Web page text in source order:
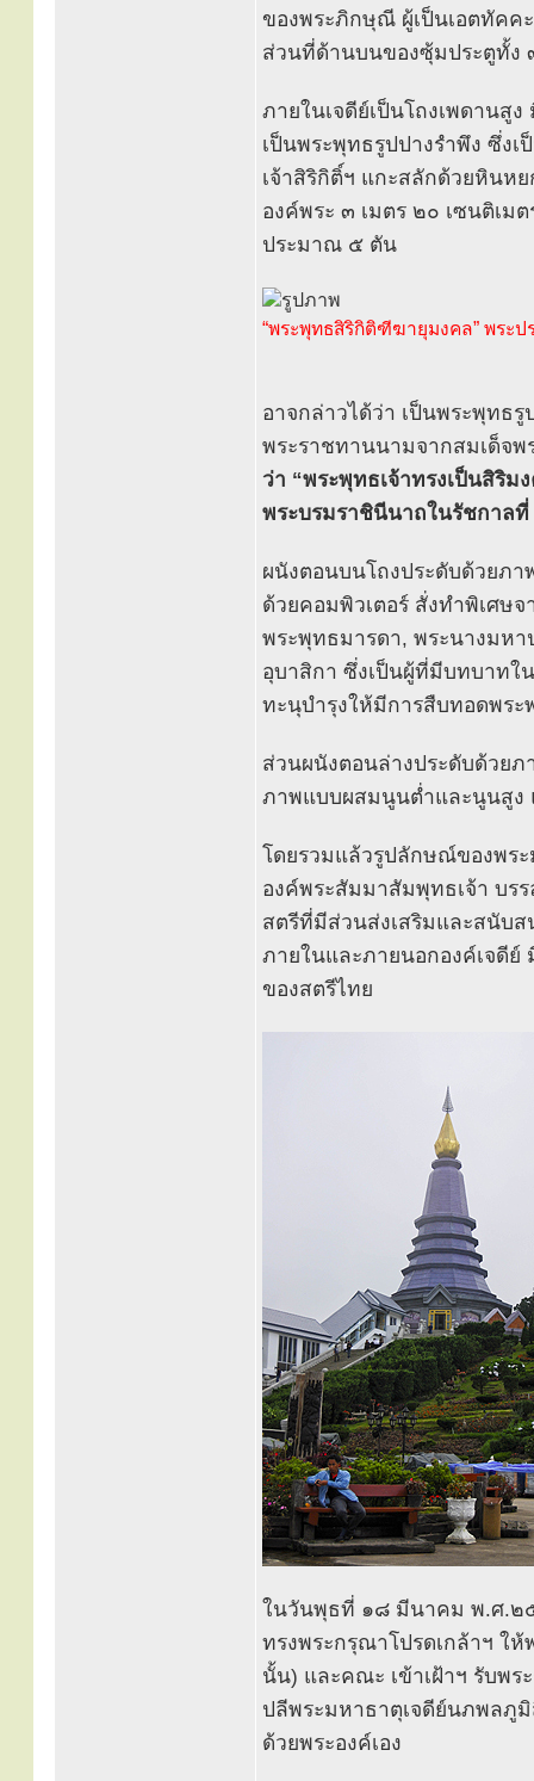
ของพระภิกษุณี ผู้เป็นเอตทัคค
ส่วนที่ด้านบนของซุ้มประตูทั้ง
ภายในเจดีย์เป็นโถงเพดานสู
เป็นพระพุทธรูปปางรำพึง ซึ่ง
เจ้าสิริกิติ์ฯ แกะสลักด้วยหินห
องค์พระ ๓ เมตร ๒๐ เซนติเ
ประมาณ ๕ ตัน
“พระพุทธสิริกิติฑีฆายุมงคล” พระ
อาจกล่าวได้ว่า เป็นพระพุทธ
พระราชทานนามจากสมเด็จพ
ว่า “พระพุทธเจ้าทรงเป็นสิริม
พระบรมราชินีนาถในรัชกาลที่
ผนังตอนบนโถงประดับด้วยภ
ด้วยคอมพิวเตอร์ สั่งทำพิเศษ
พระพุทธมารดา, พระนางมห
อุบาสิกา ซึ่งเป็นผู้ที่มีบทบาทใ
ทะนุบำรุงให้มีการสืบทอดพร
ส่วนผนังตอนล่างประดับด้วย
ภาพแบบผสมนูนต่ำและนูนสูง
โดยรวมแล้วรูปลักษณ์ของพร
องค์พระสัมมาสัมพุทธเจ้า บ
สตรีที่มีส่วนส่งเสริมและสนับ
ภายในและภายนอกองค์เจดี
ของสตรีไทย
ในวันพุธที่ ๑๘ มีนาคม พ.ศ.๒
ทรงพระกรุณาโปรดเกล้าฯ ใ
นั้น) และคณะ เข้าเฝ้าฯ รับพ
ปลีพระมหาธาตุเจดีย์นภพลภู
ด้วยพระองค์เอง